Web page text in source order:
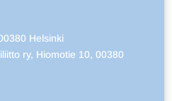
Helsinki
ry, Hiomotie 10, 00380